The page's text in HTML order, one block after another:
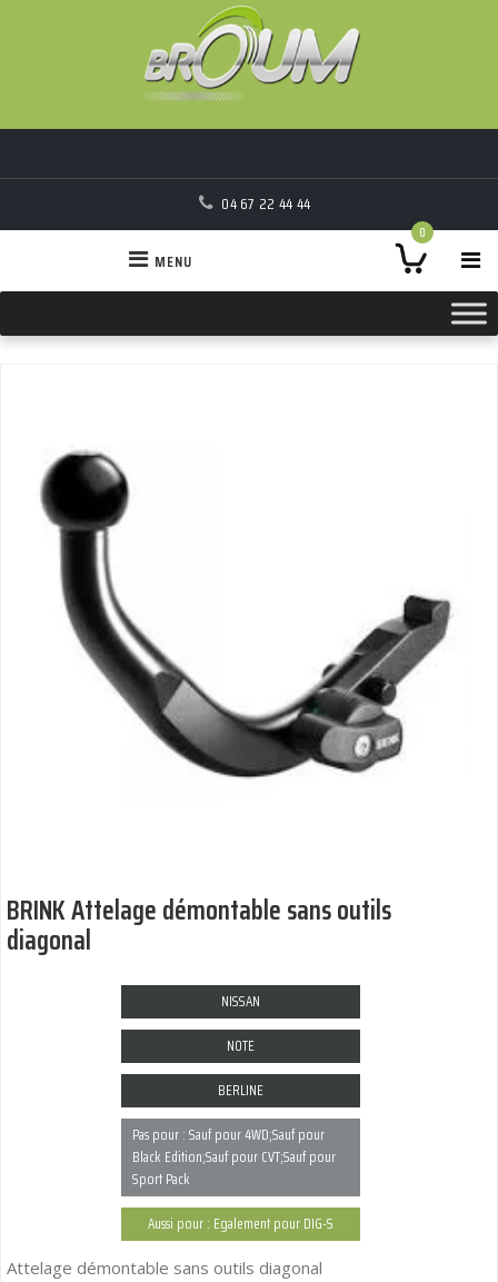
04 67 22 44 44
0
MENU
BRINK Attelage démontable sans outils
diagonal
NISSAN
NOTE
BERLINE
Pas pour : Sauf pour 4WD;Sauf pour
Black Edition;Sauf pour CVT;Sauf pour
Sport Pack
Aussi pour : Egalement pour DIG-S
Attelage démontable sans outils diagonal